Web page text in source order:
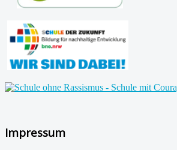
Impressum